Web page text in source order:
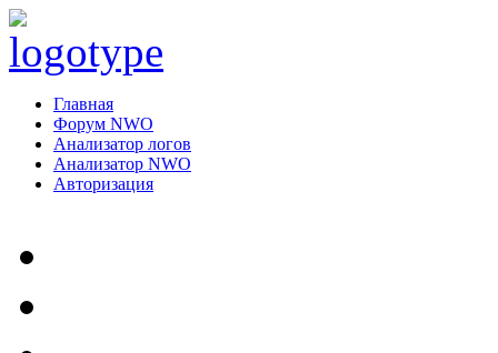
Главная
Форум NWO
Анализатор логов
Анализатор NWO
Авторизация